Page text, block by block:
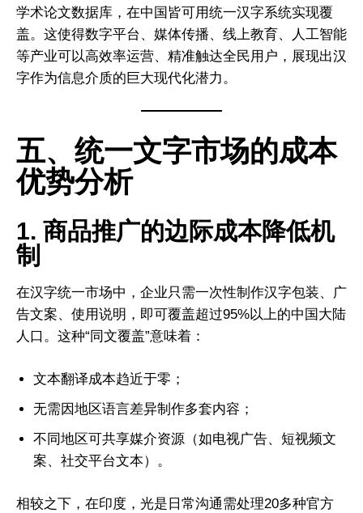
学术论文数据库，在中国皆可用统一汉字系统实现覆
盖。这使得数字平台、媒体传播、线上教育、人工智能
等产业可以高效率运营、精准触达全民用户，展现出汉
字作为信息介质的巨大现代化潜力。
五、统一文字市场的成本
优势分析
1. 商品推广的边际成本降低机
制
在汉字统一市场中，企业只需一次性制作汉字包装、广
告文案、使用说明，即可覆盖超过95%以上的中国大陆
人口。这种“同文覆盖”意味着：
文本翻译成本趋近于零；
无需因地区语言差异制作多套内容；
不同地区可共享媒介资源（如电视广告、短视频文
案、社交平台文本）。
相较之下，在印度，光是日常沟通需处理20多种官方